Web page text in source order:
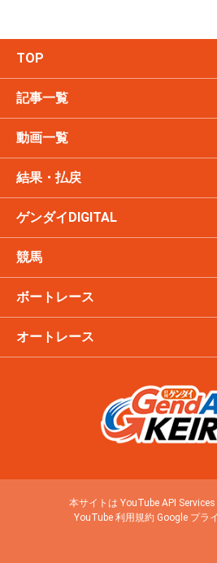
TOP
記事一覧
動画一覧
結果・払戻
ゲンダイDIGITAL
競馬
ボートレース
オートレース
本サイトは YouTube API
YouTube 利用規約 Google プラ